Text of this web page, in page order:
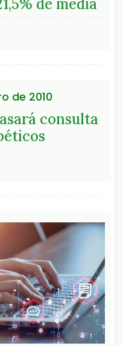
de media
de 2010
consulta